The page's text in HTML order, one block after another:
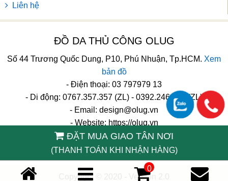
ĐẶT MUA GIAO TÂN NƠI
(THANH TOÁN KHI NHẬN HÀNG)
Liên hệ
ĐỒ DA THỦ CÔNG OLUG
Số 44 Trương Quốc Dung, P10, Phú Nhuận, Tp.HCM. Xem
bản đồ
- Điện thoại: 03 797979 13
- Di động: 0767.357.357 (ZL) - 0392.246.246 (ZL)
- Email: design@olug.vn
- Website: https://olug.vn
0
Copyright © 2020 - Version 2.0